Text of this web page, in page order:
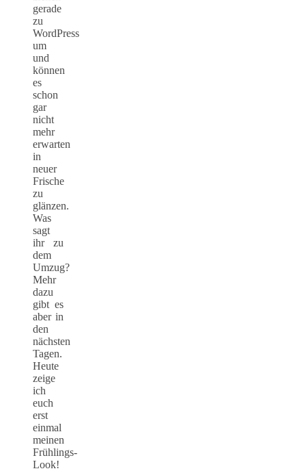
gerade
zu
WordPress
um
und
können
es
schon
gar
nicht
mehr
erwarten
in
neuer
Frische
zu
glänzen.
Was
sagt
ihr zu
dem
Umzug?
Mehr
dazu
gibt es
aber in
den
nächsten
Tagen.
Heute
zeige
ich
euch
erst
einmal
meinen
Frühlings-
Look!